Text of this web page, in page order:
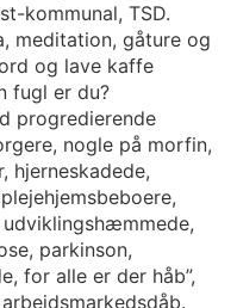
kommunal, TSD.
meditation, gåture og
og lave kaffe
fugl er du?
progredierende
nogle på morfin,
hjerneskadede,
parkinson,
for alle er der håb”,